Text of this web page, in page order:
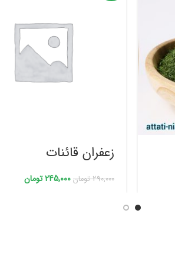
زعفران قائنات
290,000 تومان 245,000تومان